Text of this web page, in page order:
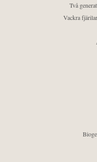
Två
Vackra